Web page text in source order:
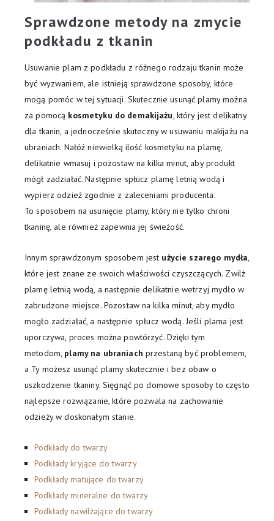
Sprawdzone metody na zmycie
podkładu z tkanin
Usuwanie plam z podkładu z różnego rodzaju tkanin może
być wyzwaniem, ale istnieją sprawdzone sposoby, które
mogą pomóc w tej sytuacji. Skutecznie usunąć plamy można
za pomocą kosmetyku do demakijażu, który jest delikatny
dla tkanin, a jednocześnie skuteczny w usuwaniu makijażu na
ubraniach. Nałóż niewielką ilość kosmetyku na plamę,
delikatnie wmasuj i pozostaw na kilka minut, aby produkt
mógł zadziałać. Następnie spłucz plamę letnią wodą i
wypierz odzież zgodnie z zaleceniami producenta.
To sposobem na usunięcie plamy, który nie tylko chroni
tkaninę, ale również zapewnia jej świeżość.
Innym sprawdzonym sposobem jest użycie szarego mydła,
które jest znane ze swoich właściwości czyszczących. Zwilż
plamę letnią wodą, a następnie delikatnie wetrzyj mydło w
zabrudzone miejsce. Pozostaw na kilka minut, aby mydło
mogło zadziałać, a następnie spłucz wodą. Jeśli plama jest
uporczywa, proces można powtórzyć. Dzięki tym
metodom, plamy na ubraniach przestaną być problemem,
a Ty możesz usunąć plamy skutecznie i bez obaw o
uszkodzenie tkaniny. Sięgnąć po domowe sposoby to często
najlepsze rozwiązanie, które pozwala na zachowanie
odzieży w doskonałym stanie.
Podkłady do twarzy
Podkłady kryjące do twarzy
Podkłady matujące do twarzy
Podkłady mineralne do twarzy
Podkłady nawilżające do twarzy